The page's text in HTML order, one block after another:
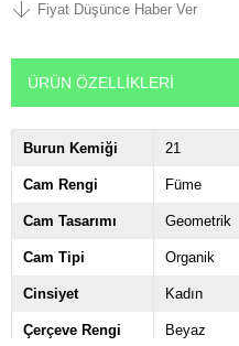
Fiyat Düşünce Haber Ver
ÜRÜN ÖZELLIKLERI
Burun Kemiği 21
Cam Rengi Füme
Cam Tasarımı Geometrik
Cam Tipi Organik
Cinsiyet Kadın
Çerçeve Rengi Beyaz